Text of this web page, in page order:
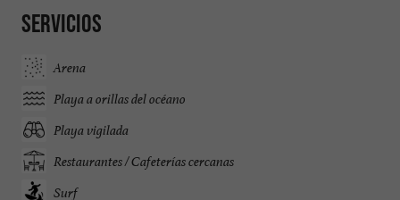
Servicios
Arena
Playa a orillas del océano
Playa vigilada
Restaurantes / Cafeterías cercanas
Surf